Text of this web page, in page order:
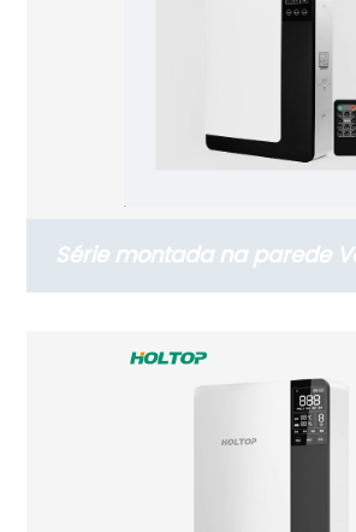
Série montada na parede
parede (com versão com